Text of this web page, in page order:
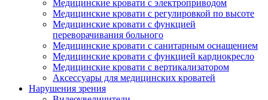
Медицинские кровати с электроприводом
Медицинские кровати с регулировкой по высоте
Медицинские кровати с функцией
переворачивания больного
Медицинские кровати с санитарным оснащением
Медицинские кровати с функцией кардиокресло
Медицинские кровати с вертикализатором
Аксессуары для медицинских кроватей
Нарушения зрения